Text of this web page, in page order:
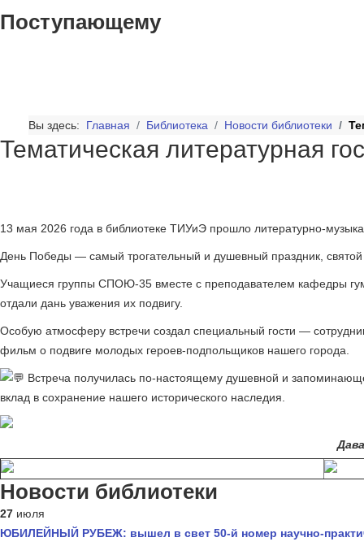
Поступающему
Вы здесь: Главная Библиотека Новости библиотеки
Тематическая литературная
13 мая 2026 года в библиотеке ТИУиЭ прошло
День Победы — самый трогательный и душевный праздник,
Учащиеся группы СПОЮ‑35 вместе с преподавателем кафедры
отдали дань уважения их подвигу.
Особую атмосферу встречи создал специальный гости —
фильм о подвиге молодых героев‑подпольщиков нашего города.
Встреча получилась по‑настоящему душевной и
вклад в сохранение нашего исторического наследия.
Новости библиотеки
27 июля
ЮБИЛЕЙНЫЙ РУБЕЖ: вышел в свет 50-й номер научно-